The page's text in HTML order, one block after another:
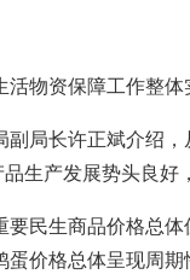
活物资保障工作整
局长许正斌介绍
生产发展势头良
要民生商品价格总
价格总体呈现周